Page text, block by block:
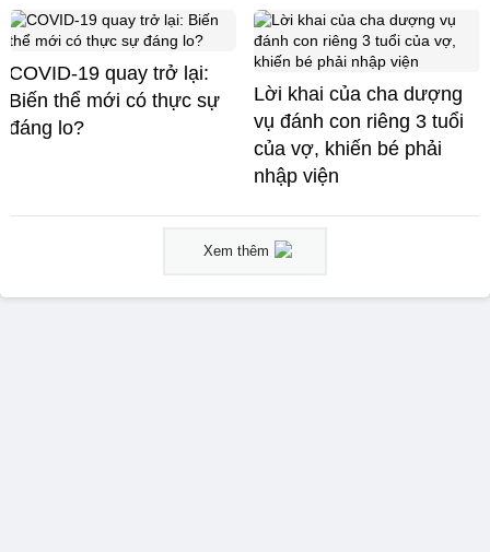
COVID-19 quay trở lại:
Biến thể mới có thực sự
đáng lo?
Lời khai của cha dượng
vụ đánh con riêng 3 tuổi
của vợ, khiến bé phải
nhập viện
Xem thêm